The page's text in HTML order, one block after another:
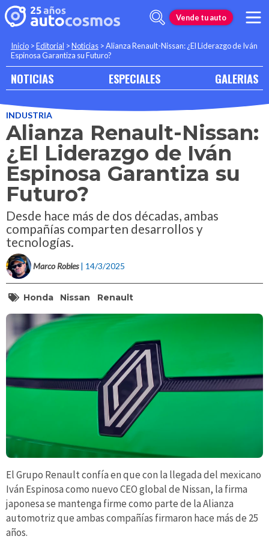
Vende tu auto
Inicio >Editorial >Noticias >Alianza Renault-Nissan: ¿El Liderazgo de Iván
Espinosa Garantiza su Futuro?
NOTICIAS ESPECIALES GALERIAS
INDUSTRIA
Alianza Renault-Nissan:
¿El Liderazgo de Iván
Espinosa Garantiza su
Futuro?
Desde hace más de dos décadas, ambas
compañías comparten desarrollos y
tecnologías.
Marco Robles | 14/3/2025
Honda Nissan Renault
El Grupo Renault confía en que con la llegada del mexicano
Iván Espinosa como nuevo CEO global de Nissan, la firma
japonesa se mantenga firme como parte de la Alianza
automotriz que ambas compañías firmaron hace más de 25
años.